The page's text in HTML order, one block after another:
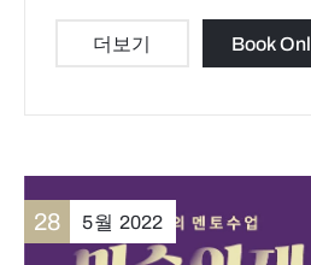
더보기 Book
28 5월 2022